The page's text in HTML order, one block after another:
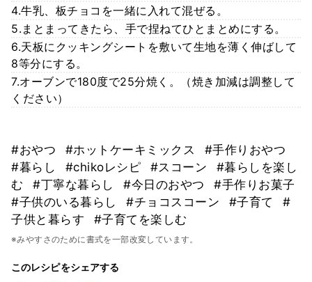
4.牛乳、板チョコを一緒に入れて混ぜる。
5.まとまってきたら、手で捏ねてひとまとめにする。
6.天板にクッキングシートを敷いて生地を薄く伸ばして
8等分にする。
7.オーブンで180度で25分焼く。（焼き加減は調整して
ください）
#おやつ #ホットケーキミックス
#手作りおやつ
#暮らし
#chikoレシピ #スコーン
#暮らしを楽し
む
#丁寧な暮らし #今日のおやつ
#手作りお菓子
#子供のいる暮らし
#チョコスコーン #子育て
#
子供と暮らす
#子育てを楽しむ
※みやすさのために書式を一部改変しています。
このレシピをシェアする